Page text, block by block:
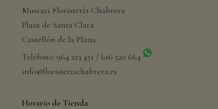
Muscari Floristería Chabrera
Plaza de Santa Clara
Castellón de la Plana
Teléfono: 964 223 451 / 616 520 664
info@floristeriachabrera.es
Horario de Tienda